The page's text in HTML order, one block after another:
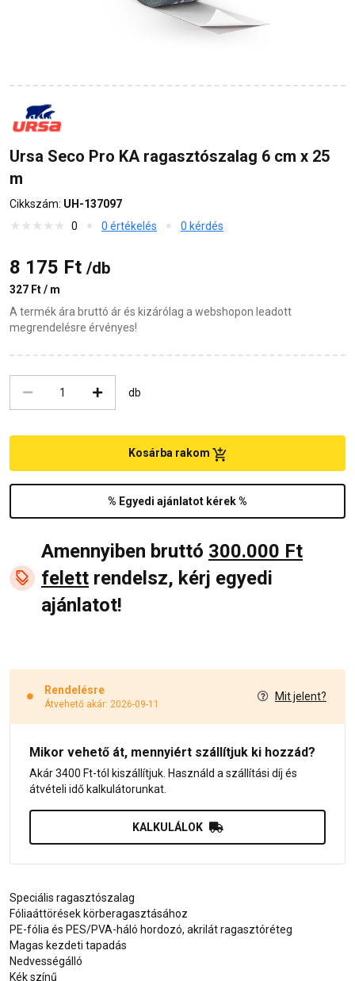
Ursa Seco Pro KA ragasztószalag 6 cm x 25
m
Cikkszám: UH-137097
0
0 értékelés 0 kérdés
8 175 Ft /db
327 Ft / m
A termék ára bruttó ár és kizárólag a webshopon leadott
megrendelésre érvényes!
db
% Egyedi ajánlatot kérek %
Kosárba rakom
Amennyiben bruttó 300.000 Ft
felett rendelsz, kérj egyedi
ajánlatot!
Rendelésre
Átvehető akár: 2026-09-11
Mit jelent?
Mikor vehető át, mennyiért szállítjuk ki hozzád?
Akár 3400 Ft-tól kiszállítjuk. Használd a szállítási díj és
átvételi idő kalkulátorunkat.
KALKULÁLOK
Speciális ragasztószalag
Fóliaáttörések körberagasztásához
PE-fólia és PES/PVA-háló hordozó, akrilát ragasztóréteg
Magas kezdeti tapadás
Nedvességálló
Kék színű